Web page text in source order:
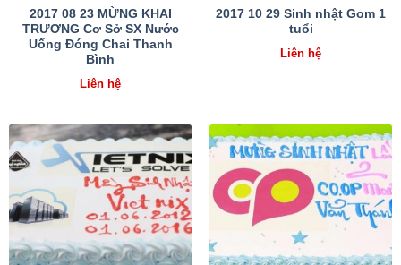
2017 08 23 MỪNG KHAI
TRƯƠNG Cơ Sở SX Nước
Uống Đóng Chai Thanh
Bình
Liên hệ
2017 10 29 Sinh nhật Gom 1
tuổi
Liên hệ